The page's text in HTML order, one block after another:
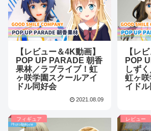
【レビュー＆4K動画】
POP UP PARADE 朝香
果林／ラブライブ！虹
ヶ咲学園スクールアイ
ドル同好会
2021.08.09
【レ
POP
しず
虹ヶ
イド
フィギュア レビュー